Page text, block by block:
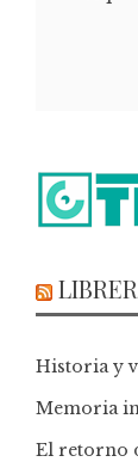
Historia y
Memoria
El retorno